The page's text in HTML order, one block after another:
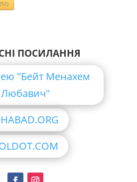
(52)
ПОСИЛАННЯ
"Бейт Менахем
Любавич"